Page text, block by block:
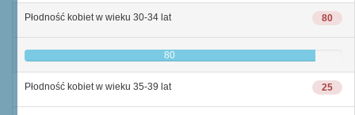
80
Płodność kobiet w wieku 30-34 lat
80
25
Płodność kobiet w wieku 35-39 lat